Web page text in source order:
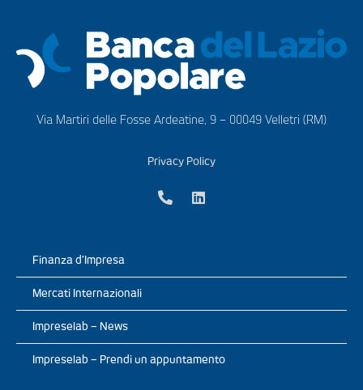
Via Martiri delle Fosse Ardeatine, 9 – 00049 Velletri (RM)
Privacy Policy
Finanza d’Impresa
Mercati Internazionali
Impreselab – News
Impreselab – Prendi un appuntamento